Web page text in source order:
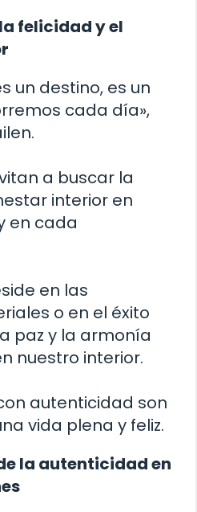
felicidad y el
un destino, es un
cada día»,
a buscar la
interior en
en cada
en las
o en el éxito
paz y la armonía
nuestro interior.
autenticidad son
vida plena y feliz.
la autenticidad en